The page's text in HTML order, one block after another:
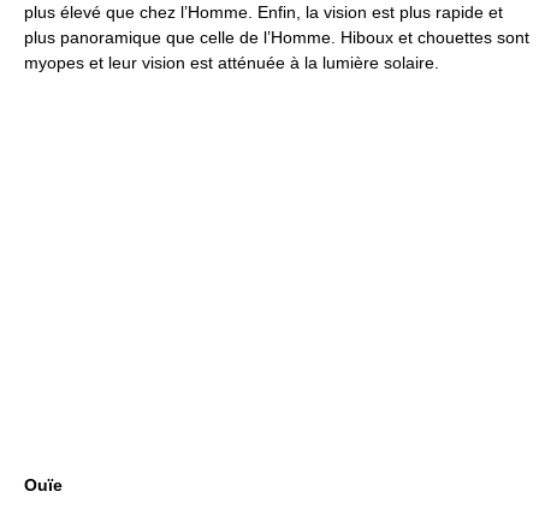
plus élevé que chez l’Homme. Enfin, la vision est plus rapide et
plus panoramique que celle de l’Homme. Hiboux et chouettes sont
myopes et leur vision est atténuée à la lumière solaire.
Ouïe